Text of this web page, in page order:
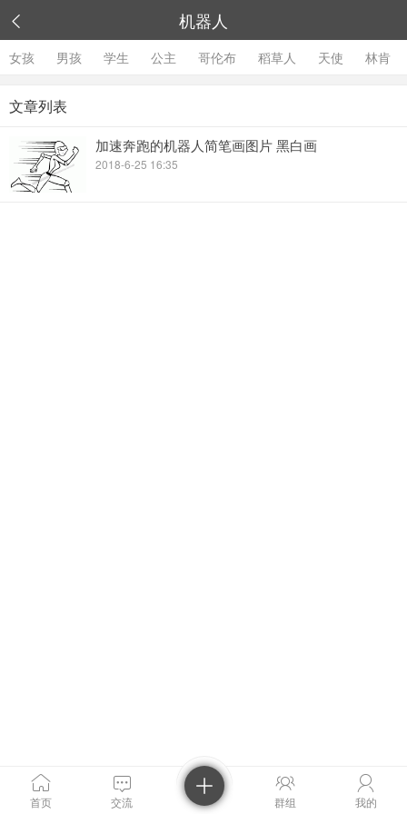
 机器人
女孩 男孩 学生 公主 哥伦布 稻草人 天使 林肯
文章列表
加速奔跑的机器人简笔画图片 黑白画
2018-6-25 16:35
首页 交流 群组 我的